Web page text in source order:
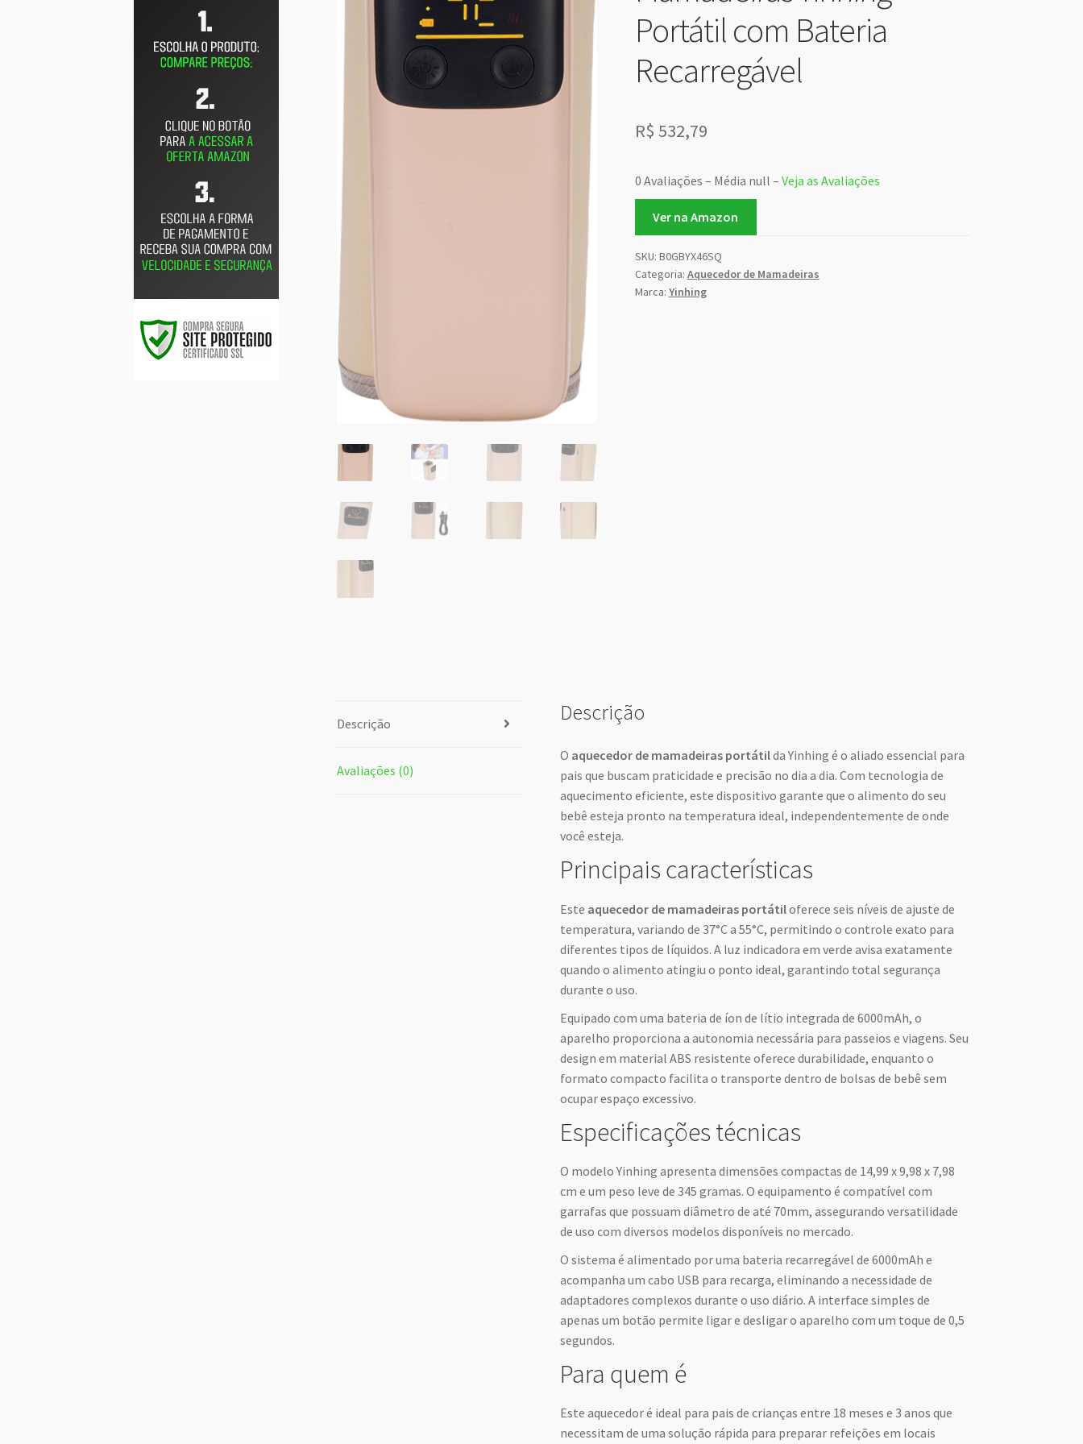
Portátil com Bateria
Recarregável
R$ 532,79
0 Avaliações – Média null – Veja as Avaliações
Ver na Amazon
SKU: B0GBYX46SQ
Categoria: Aquecedor de Mamadeiras
Marca: Yinhing
Descrição
Avaliações (0)
Descrição
O aquecedor de mamadeiras portátilda Yinhing é o aliado essencial para
pais que buscam praticidade e precisão no dia a dia. Com tecnologia de
aquecimento eficiente, este dispositivo garante que o alimento do seu
bebê esteja pronto na temperatura ideal, independentemente de onde
você esteja.
Principais características
Este aquecedor de mamadeiras portátiloferece seis níveis de ajuste de
temperatura, variando de 37°C a 55°C, permitindo o controle exato para
diferentes tipos de líquidos. A luz indicadora em verde avisa exatamente
quando o alimento atingiu o ponto ideal, garantindo total segurança
durante o uso.
Equipado com uma bateria de íon de lítio integrada de 6000mAh, o
aparelho proporciona a autonomia necessária para passeios e viagens. Seu
design em material ABS resistente oferece durabilidade, enquanto o
formato compacto facilita o transporte dentro de bolsas de bebê sem
ocupar espaço excessivo.
Especificações técnicas
O modelo Yinhing apresenta dimensões compactas de 14,99 x 9,98 x 7,98
cm e um peso leve de 345 gramas. O equipamento é compatível com
garrafas que possuam diâmetro de até 70mm, assegurando versatilidade
de uso com diversos modelos disponíveis no mercado.
O sistema é alimentado por uma bateria recarregável de 6000mAh e
acompanha um cabo USB para recarga, eliminando a necessidade de
adaptadores complexos durante o uso diário. A interface simples de
apenas um botão permite ligar e desligar o aparelho com um toque de 0,5
segundos.
Para quem é
Este aquecedor é ideal para pais de crianças entre 18 meses e 3 anos que
necessitam de uma solução rápida para preparar refeições em locais